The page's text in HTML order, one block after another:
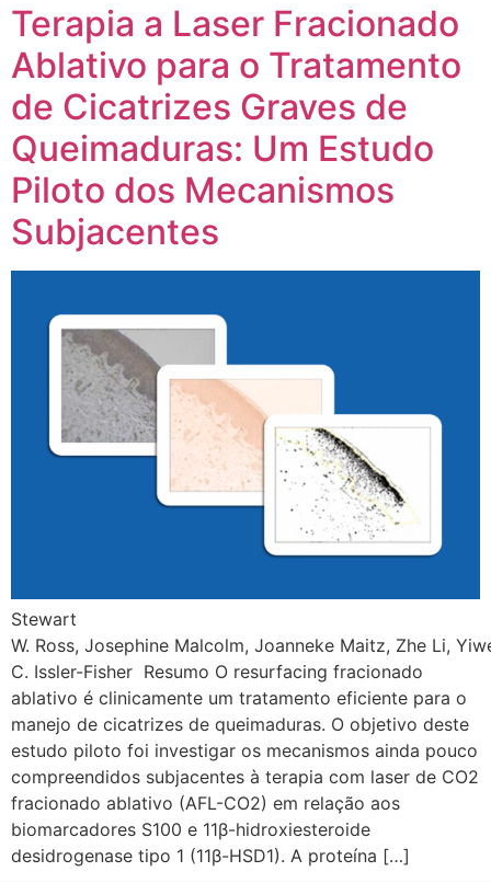
Terapia a Laser Fracionado
Ablativo para o Tratamento
de Cicatrizes Graves de
Queimaduras: Um Estudo
Piloto dos Mecanismos
Subjacentes
Stewart
W. Ross, Josephine Malcolm, Joanneke Maitz, Zhe Li,
C. Issler-Fisher Resumo O resurfacing fracionado
ablativo é clinicamente um tratamento eficiente para o
manejo de cicatrizes de queimaduras. O objetivo deste
estudo piloto foi investigar os mecanismos ainda pouco
compreendidos subjacentes à terapia com laser de CO2
fracionado ablativo (AFL-CO2) em relação aos
biomarcadores S100 e 11β-hidroxiesteroide
desidrogenase tipo 1 (11β-HSD1). A proteína […]